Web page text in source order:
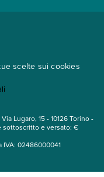
scelte sui cookies
Lugaro, 15 - 10126 Torino -
sottoscritto e versato: €
IVA: 02486000041